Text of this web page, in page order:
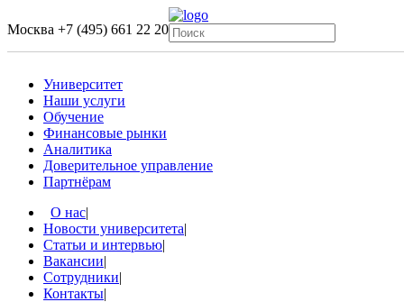
Москва +7 (495) 661 22 20
Университет
Наши услуги
Обучение
Финансовые рынки
Аналитика
Доверительное управление
Партнёрам
О нас|
Новости университета|
Статьи и интервью|
Вакансии|
Сотрудники|
Контакты|